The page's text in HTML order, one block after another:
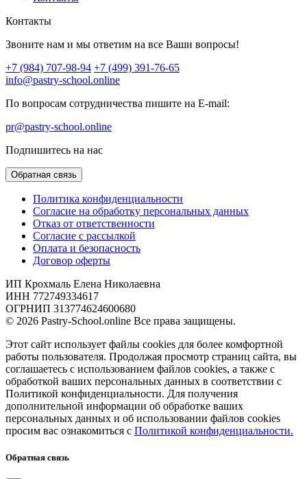
Контакты
Звоните нам и мы ответим на все Ваши вопросы!
+7 (984) 707-98-94 +7 (499) 391-76-65
info@pastry-school.online
По вопросам сотрудничества пишите на E-mail:
pr@pastry-school.online
Подпишитесь на нас
Обратная связь
Политика конфиденциальности
Согласие на обработку персональных данных
Отказ от ответственности
Согласие с рассылкой
Оплата и безопасность
Договор оферты
ИП Крохмаль Елена Николаевна
ИНН 772749334617
ОГРНИП 313774624600680
© 2026 Pastry-School.online Все права защищены.
Этот сайт использует файлы cookies для более комфортной
работы пользователя. Продолжая просмотр страниц сайта, вы
соглашаетесь с использованием файлов cookies, а также с
обработкой ваших персональных данных в соответствии с
Политикой конфиденциальности. Для получения
дополнительной информации об обработке ваших
персональных данных и об использовании файлов cookies
просим вас ознакомиться с Политикой конфиденциальности.
Обратная связь